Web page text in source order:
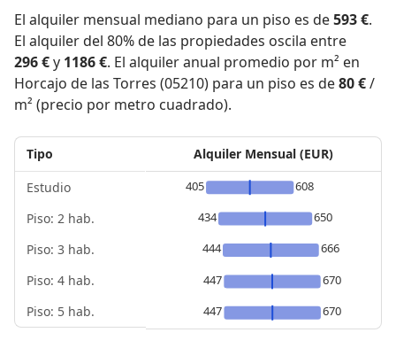
El alquiler mensual mediano para un piso es de593 €.
El alquiler del 80% de las propiedades oscila entre
296 €y 1186 €. El alquiler anual promedio por m² en
Horcajo de las Torres (05210) para un piso es de80 €/
m² (precio por metro cuadrado).
Tipo
Estudio
Piso: 2 hab.
Piso: 3 hab.
Piso: 4 hab.
Piso: 5 hab.
Alquiler Mensual (EUR)
405
608
434
650
444
666
447
670
447
670